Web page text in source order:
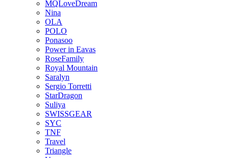
MQLoveDream
Nina
OLA
POLO
Ponasoo
Power in Eavas
RoseFamily
Royal Mountain
Saralyn
Sergio Torretti
StarDragon
Suliya
SWISSGEAR
SYC
TNF
Travel
Triangle